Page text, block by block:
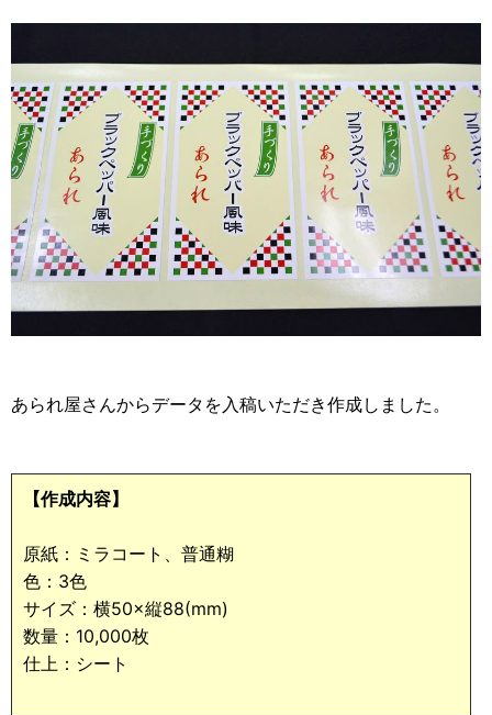
あられ屋さんからデータを入稿いただき作成しました。
【作成内容】
原紙：ミラコート、普通糊
色：3色
サイズ：横50×縦88(mm)
数量：10,000枚
仕上：シート
ノベルティ
アニメ関連